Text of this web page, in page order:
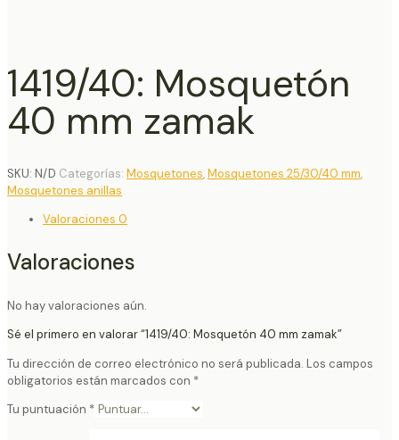
1419/40: Mosquetón
40 mm zamak
SKU: N/D Categorías: Mosquetones,Mosquetones 25/30/40 mm,
Mosquetones anillas
Valoraciones 0
Valoraciones
No hay valoraciones aún.
Sé el primero en valorar “1419/40: Mosquetón 40 mm zamak”
Tu dirección de correo electrónico no será publicada. Los campos
obligatorios están marcados con *
Tu puntuación *